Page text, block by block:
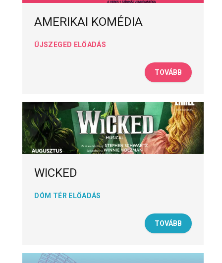
AMERIKAI KOMÉDIA
ÚJSZEGED ELŐADÁS
TOVÁBB
WICKED
DÓM TÉR ELŐADÁS
TOVÁBB